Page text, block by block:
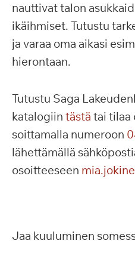
nauttivat talon
ikäihmiset. Tutustu
ja varaa oma aikasi
hierontaan.
Tutustu Saga
katalogiin tästä tai tilaa
soittamalla numeroon
lähettämällä
osoitteeseen
Jaa kuuluminen